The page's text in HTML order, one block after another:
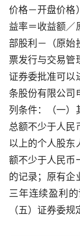
价格－开盘价格
益率＝收益额／
部股利－（原始
票发行与交易管
证券委批准可以
条股份有限公司
列条件：（一）
总额不少于人民
以上的个人股东
额不少于人民币
的记录；原有企
三年连续盈利
（五）证券委规